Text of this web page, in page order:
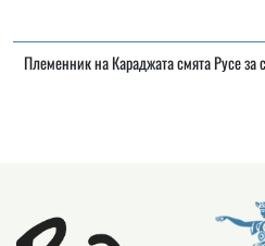
Племенник на Караджата смята Русе за